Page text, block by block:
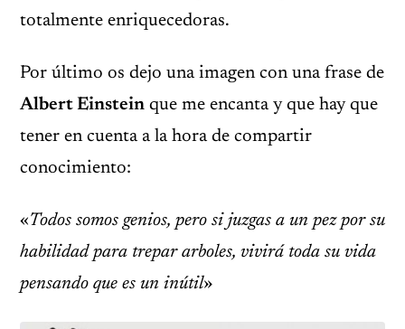
totalmente enriquecedoras.
Por último os dejo una imagen con una frase de
Albert Einstein que me encanta y que hay que
tener en cuenta a la hora de compartir
conocimiento:
«Todos somos genios, pero si juzgas a un pez por su
habilidad para trepar arboles, vivirá toda su vida
pensando que es un inútil»